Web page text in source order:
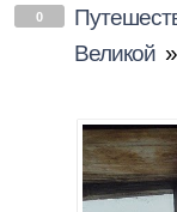
0
Великой »